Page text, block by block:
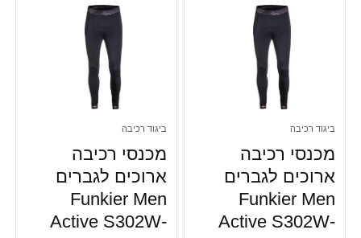
ביגוד רכיבה
מכנסי רכיבה
ארוכים לגברים
Funkier Men
Active S302W-
ביגוד רכיבה
מכנסי רכיבה
ארוכים לגברים
Funkier Men
Active S302W-